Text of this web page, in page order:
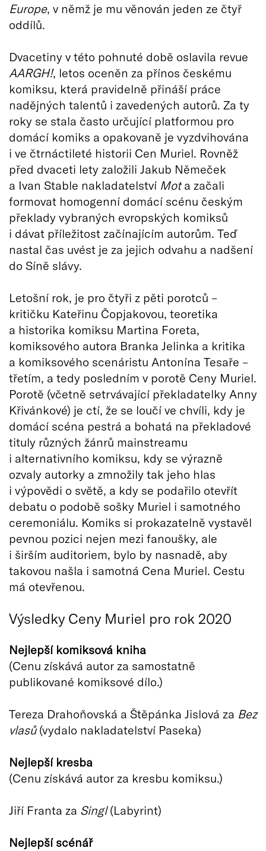
Europe, v němž je mu věnován jeden ze čtyř
oddílů.
Dvacetiny v této pohnuté době oslavila revue
AARGH!, letos oceněn za přínos českému
komiksu, která pravidelně přináší práce
nadějných talentů i zavedených autorů. Za ty
roky se stala často určující platformou pro
domácí komiks a opakovaně je vyzdvihována
i ve čtrnáctileté historii Cen Muriel. Rovněž
před dvaceti lety založili Jakub Němeček
a Ivan Stable nakladatelství Mota začali
formovat homogenní domácí scénu českým
překlady vybraných evropských komiksů
i dávat příležitost začínajícím autorům. Teď
nastal čas uvést je za jejich odvahu a nadšení
do Síně slávy.
Letošní rok, je pro čtyři z pěti porotců –
kritičku Kateřinu Čopjakovou, teoretika
a historika komiksu Martina Foreta,
komiksového autora Branka Jelinka a kritika
a komiksového scenáristu Antonína Tesaře –
třetím, a tedy posledním v porotě Ceny Muriel.
Porotě (včetně setrvávající překladatelky Anny
Křivánkové) je ctí, že se loučí ve chvíli, kdy je
domácí scéna pestrá a bohatá na překladové
tituly různých žánrů mainstreamu
i alternativního komiksu, kdy se výrazně
ozvaly autorky a zmnožily tak jeho hlas
i výpovědi o světě, a kdy se podařilo otevřít
debatu o podobě sošky Muriel i samotného
ceremoniálu. Komiks si prokazatelně vystavěl
pevnou pozici nejen mezi fanoušky, ale
i širším auditoriem, bylo by nasnadě, aby
takovou našla i samotná Cena Muriel. Cestu
má otevřenou.
Výsledky Ceny Muriel pro rok 2020
Nejlepší komiksová kniha
(Cenu získává autor za samostatně
publikované komiksové dílo.)
Tereza Drahoňovská a Štěpánka Jislová za Bez
vlasů(vydalo nakladatelství Paseka)
Nejlepší kresba
(Cenu získává autor za kresbu komiksu.)
Jiří Franta za Singl(Labyrint)
Nejlepší scénář